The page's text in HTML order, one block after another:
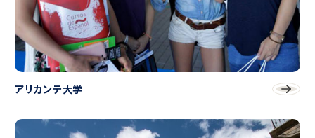
アリカンテ大学